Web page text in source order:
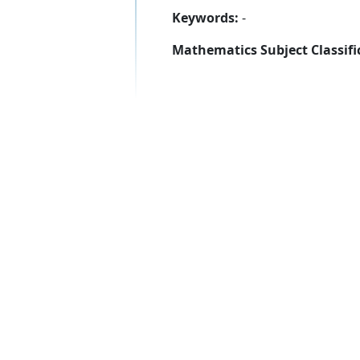
Keywords: -
Mathematics Subject